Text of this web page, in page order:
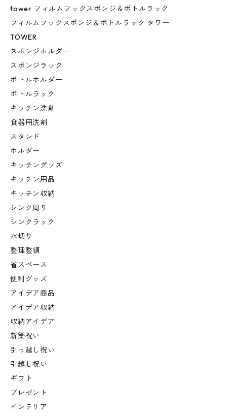
tower フィルムフックスポンジ＆ボトルラック
フィルムフックスポンジ＆ボトルラック タワー
TOWER
スポンジホルダー
スポンジラック
ボトルホルダー
ボトルラック
キッチン洗剤
食器用洗剤
スタンド
ホルダー
キッチングッズ
キッチン用品
キッチン収納
シンク周り
シンクラック
水切り
整理整頓
省スペース
便利グッズ
アイデア商品
アイデア収納
収納アイデア
新築祝い
引っ越し祝い
引越し祝い
ギフト
プレゼント
インテリア